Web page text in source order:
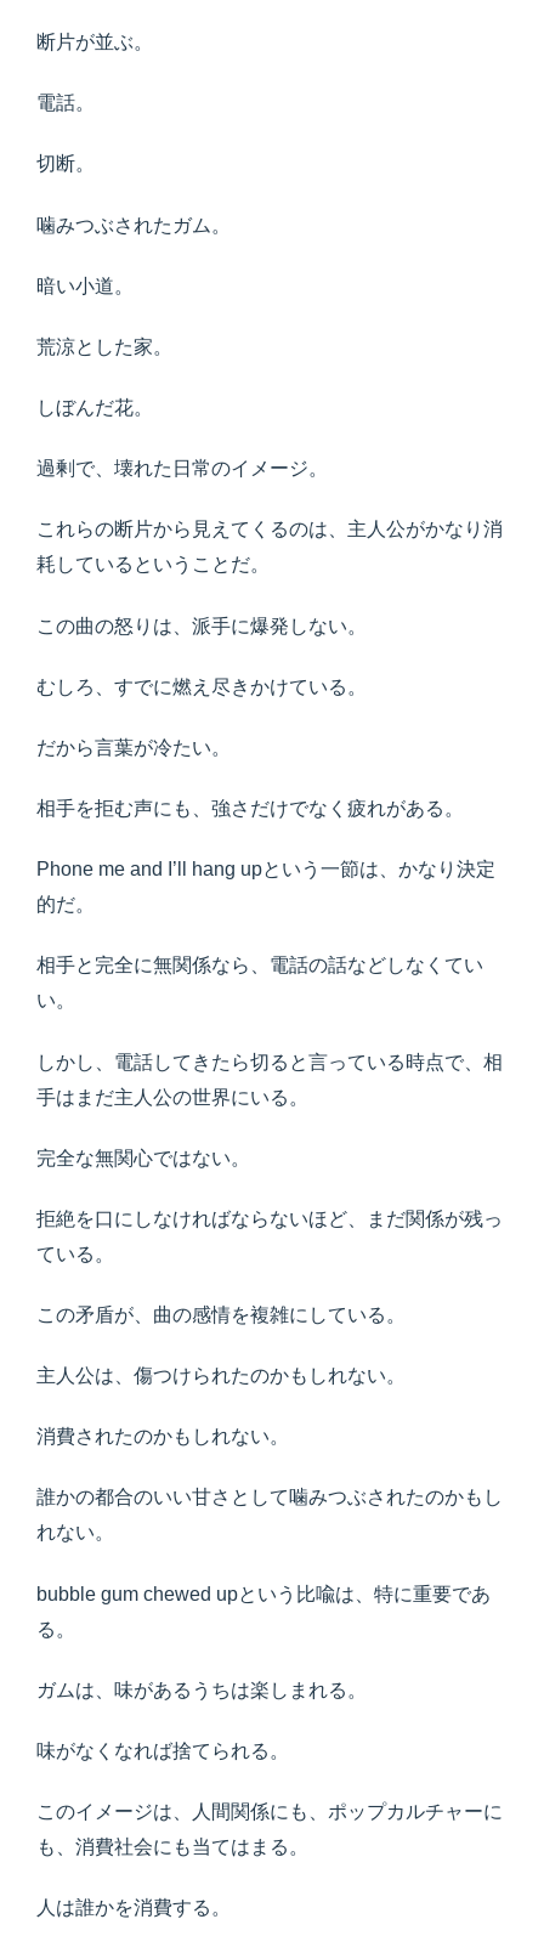
断片が並ぶ。
電話。
切断。
噛みつぶされたガム。
暗い小道。
荒涼とした家。
しぼんだ花。
過剰で、壊れた日常のイメージ。
これらの断片から見えてくるのは、主人公がかなり消
耗しているということだ。
この曲の怒りは、派手に爆発しない。
むしろ、すでに燃え尽きかけている。
だから言葉が冷たい。
相手を拒む声にも、強さだけでなく疲れがある。
Phone me and I’ll hang upという一節は、かなり決定
的だ。
相手と完全に無関係なら、電話の話などしなくてい
い。
しかし、電話してきたら切ると言っている時点で、相
手はまだ主人公の世界にいる。
完全な無関心ではない。
拒絶を口にしなければならないほど、まだ関係が残っ
ている。
この矛盾が、曲の感情を複雑にしている。
主人公は、傷つけられたのかもしれない。
消費されたのかもしれない。
誰かの都合のいい甘さとして噛みつぶされたのかもし
れない。
bubble gum chewed upという比喩は、特に重要であ
る。
ガムは、味があるうちは楽しまれる。
味がなくなれば捨てられる。
このイメージは、人間関係にも、ポップカルチャーに
も、消費社会にも当てはまる。
人は誰かを消費する。